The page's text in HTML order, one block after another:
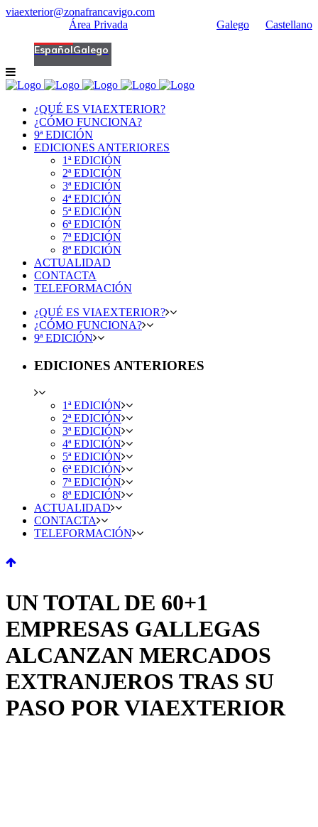
viaexterior@zonafrancavigo.com
Galego
Castellano
Área Privada
EspañolGalego
¿QUÉ ES VIAEXTERIOR?
¿CÓMO FUNCIONA?
9ª EDICIÓN
EDICIONES ANTERIORES
1ª EDICIÓN
2ª EDICIÓN
3ª EDICIÓN
4ª EDICIÓN
5ª EDICIÓN
6ª EDICIÓN
7ª EDICIÓN
8ª EDICIÓN
ACTUALIDAD
CONTACTA
TELEFORMACIÓN
¿QUÉ ES VIAEXTERIOR?
¿CÓMO FUNCIONA?
9ª EDICIÓN
EDICIONES ANTERIORES
1ª EDICIÓN
2ª EDICIÓN
3ª EDICIÓN
4ª EDICIÓN
5ª EDICIÓN
6ª EDICIÓN
7ª EDICIÓN
8ª EDICIÓN
ACTUALIDAD
CONTACTA
TELEFORMACIÓN
UN TOTAL DE 60+1
EMPRESAS GALLEGAS
ALCANZAN MERCADOS
EXTRANJEROS TRAS SU
PASO POR VIAEXTERIOR